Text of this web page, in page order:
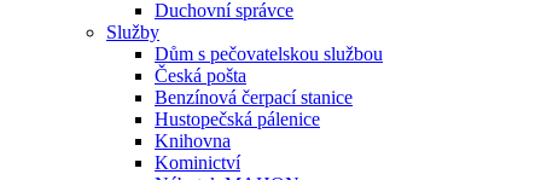
Duchovní správce
Služby
Dům s pečovatelskou službou
Česká pošta
Benzínová čerpací stanice
Hustopečská pálenice
Knihovna
Kominictví